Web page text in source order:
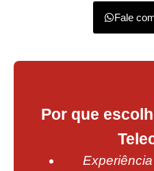
Fale
Por que